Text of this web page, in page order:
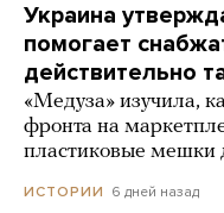
Украина
помогает
действительно
«Медуза» изучила,
фронта на
пластиковые мешки
ИСТОРИИ 6 дней назад